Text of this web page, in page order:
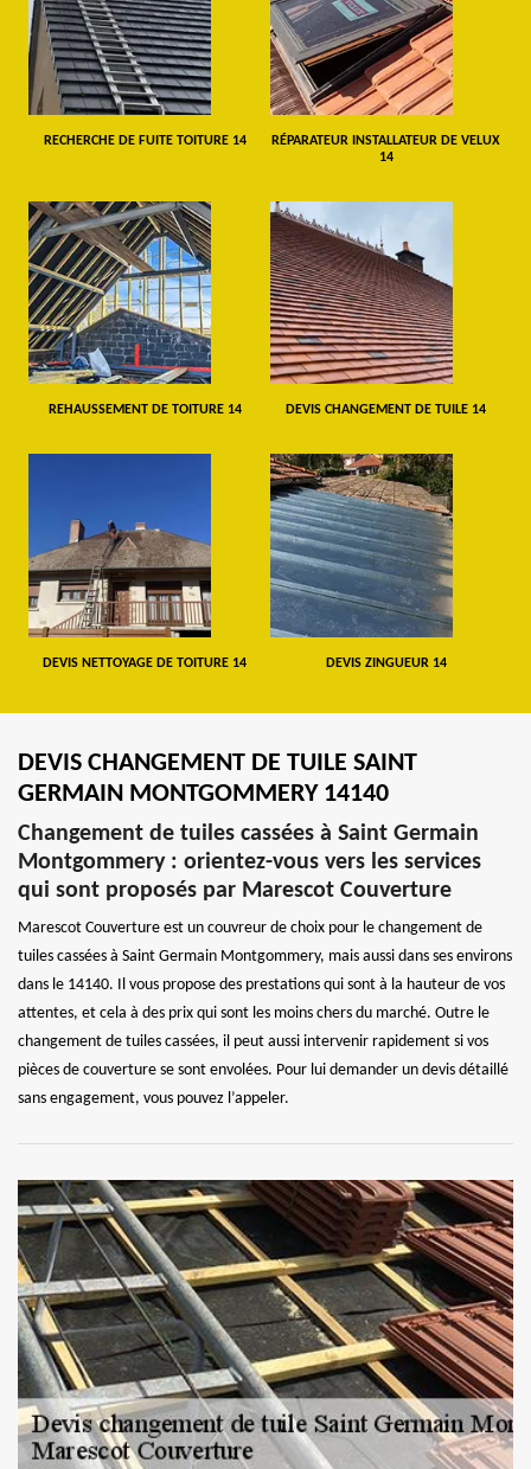
RECHERCHE DE FUITE TOITURE 14
RÉPARATEUR INSTALLATEUR DE VELUX
14
REHAUSSEMENT DE TOITURE 14 DEVIS CHANGEMENT DE TUILE 14
DEVIS NETTOYAGE DE TOITURE 14 DEVIS ZINGUEUR 14
DEVIS CHANGEMENT DE TUILE SAINT
GERMAIN MONTGOMMERY 14140
Changement de tuiles cassées à Saint Germain
Montgommery : orientez-vous vers les services
qui sont proposés par Marescot Couverture
Marescot Couverture est un couvreur de choix pour le changement de
tuiles cassées à Saint Germain Montgommery, mais aussi dans ses environs
dans le 14140. Il vous propose des prestations qui sont à la hauteur de vos
attentes, et cela à des prix qui sont les moins chers du marché. Outre le
changement de tuiles cassées, il peut aussi intervenir rapidement si vos
pièces de couverture se sont envolées. Pour lui demander un devis détaillé
sans engagement, vous pouvez l’appeler.